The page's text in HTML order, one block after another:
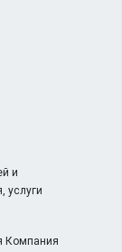
и
услуги
Компания